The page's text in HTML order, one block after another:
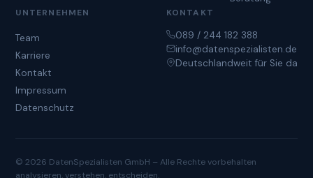
UNTERNEHMEN
Team
Karriere
Kontakt
Impressum
Datenschutz
KONTAKT
089 / 244 182 388
info@datenspezialisten.de
Deutschlandweit für Sie da
© 2026 DatenSpezialisten GmbH – Alle Rechte vorbehalten
analysieren. verstehen. entscheiden.